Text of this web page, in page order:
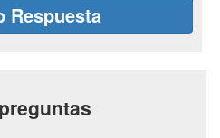
Respuesta